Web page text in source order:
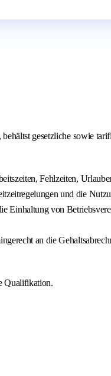
gesetzliche sowie
Fehlzeiten,
und die
Einhaltung von
an die
Qualifikation.